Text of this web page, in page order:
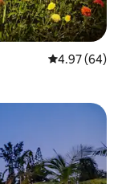
Calificación
4.97 (64)